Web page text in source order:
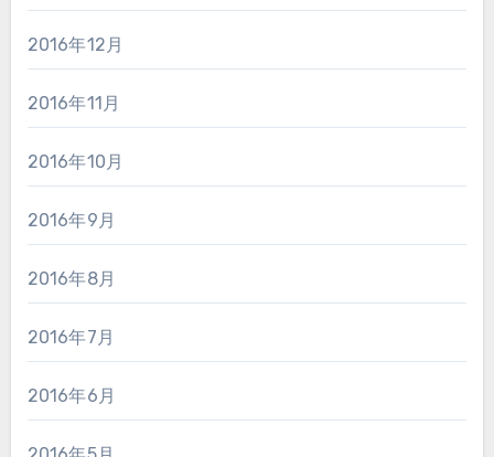
2016年12月
2016年11月
2016年10月
2016年9月
2016年8月
2016年7月
2016年6月